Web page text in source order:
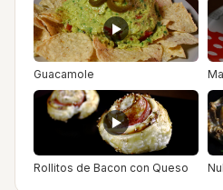
Guacamole
Rollitos de Bacon con Queso